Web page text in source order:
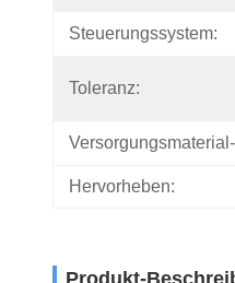
Steuerungssystem:
Toleranz:
Hervorheben:
Produkt-